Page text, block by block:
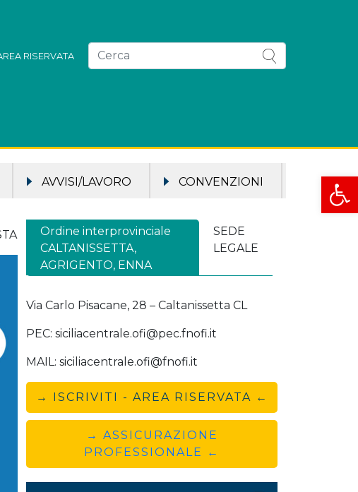
Apri
RISERVATA
AVVISI/LAVORO CONVENZIONI
Ordine interprovinciale
CALTANISSETTA,
AGRIGENTO, ENNA
SEDE
LEGALE
Via Carlo Pisacane, 28 – Caltanissetta CL
PEC: siciliacentrale.ofi@pec.fnofi.it
MAIL: siciliacentrale.ofi@fnofi.it
→ ISCRIVITI - AREA RISERVATA ←
→ ASSICURAZIONE
PROFESSIONALE ←